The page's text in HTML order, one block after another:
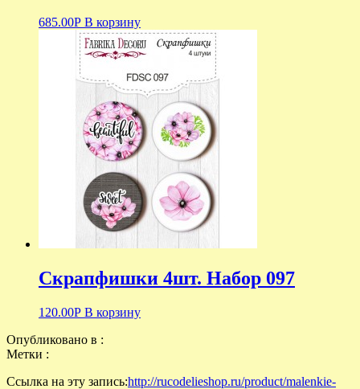
685.00Р В корзину
Скрапфишки 4шт. Набор 097
120.00Р В корзину
Опубликовано в :
Метки :
Ссылка на эту запись:http://rucodelieshop.ru/product/malenkie-